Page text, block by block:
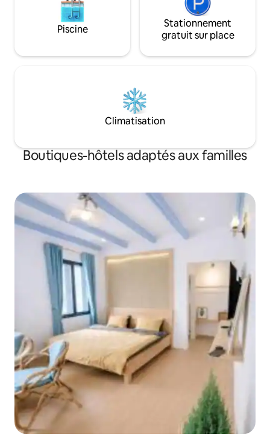
Piscine
Stationnement
gratuit sur place
Climatisation
Boutiques-hôtels adaptés aux familles